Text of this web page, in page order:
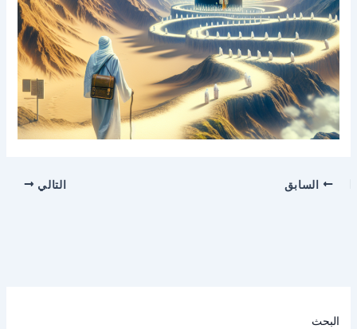
البحث
السابق التالي